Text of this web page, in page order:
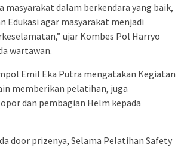
masyarakat dalam berkendara yang baik,
Edukasi agar masyarakat menjadi
ujar Kombes Pol Harryo
wartawan.
Emil Eka Putra mengatakan Kegiatan
memberikan pelatihan, juga
dan pembagian Helm kepada
door prizenya, Selama Pelatihan Safety